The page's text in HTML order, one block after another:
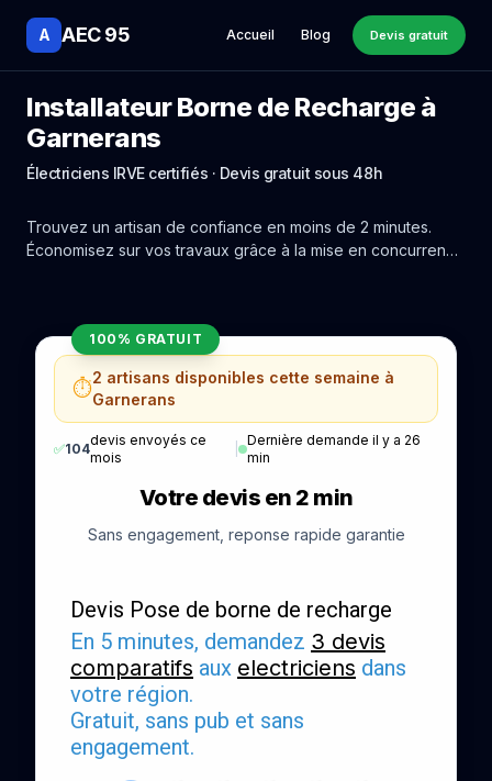
A AEC 95 Accueil Blog Devis gratuit
Installateur Borne de Recharge à
Garnerans
Électriciens IRVE certifiés · Devis gratuit sous 48h
Trouvez un artisan de confiance en moins de 2 minutes.
Économisez sur vos travaux grâce à la mise en concurrence
100% GRATUIT
⏱️2 artisans disponibles cette semaine à
Garnerans
✅104
devis envoyés ce
mois
Dernière demande il y a 26
min
Votre devis en 2 min
Sans engagement, reponse rapide garantie
Devis Pose de borne de recharge
En 5 minutes, demandez 3 devis
comparatifs aux electriciens dans
votre région.
Gratuit, sans pub et sans
engagement.